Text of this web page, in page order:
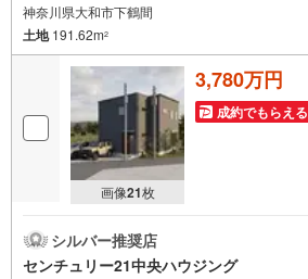
神奈川県大和市下鶴間
土地191.62m2
画像21枚
3,780万円
成約でもらえる
シルバー推奨店
センチュリー21中央ハウジング